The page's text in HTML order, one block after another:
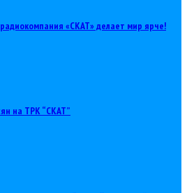
«СКАТ» делает мир ярче!
на ТРК “СКАТ”